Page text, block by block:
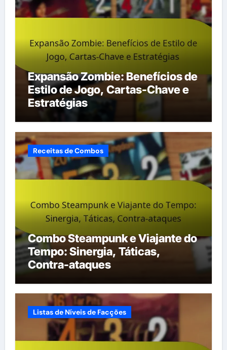
Expansão Zombie: Benefícios de
Estilo de Jogo, Cartas-Chave e
Estratégias
Receitas de Combos
Combo Steampunk e Viajante do
Tempo: Sinergia, Táticas,
Contra-ataques
Listas de Níveis de Facções